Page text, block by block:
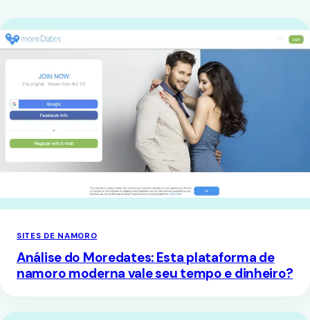
SITES DE NAMORO
Análise do Moredates: Esta plataforma de
namoro moderna vale seu tempo e dinheiro?